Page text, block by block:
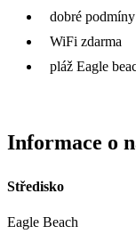
dobré
WiFi zdarma
pláž Eagle
Informace o
Středisko
Eagle Beach